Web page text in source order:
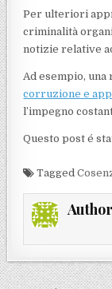
Per ulteriori
criminalità
notizie relative
Ad esempio,
corruzione e
l’impegno
Questo post é
Tagged